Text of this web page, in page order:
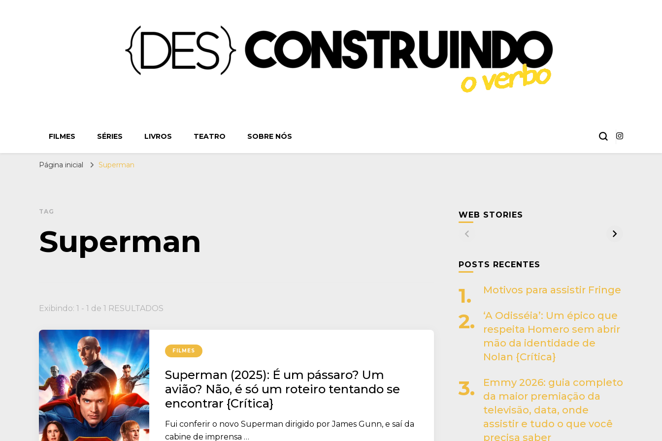
{Des}Construindo o Verbo | Séries, Livros,
Teatro e Cinema
FILMES SÉRIES LIVROS TEATRO SOBRE NÓS
Página inicial Superman
TAG
Superman
Exibindo: 1 - 1 de 1 RESULTADOS
FILMES
Superman (2025): É um pássaro? Um
avião? Não, é só um roteiro tentando se
encontrar {Crítica}
Fui conferir o novo Superman dirigido por James Gunn, e saí da
cabine de imprensa …
WEB STORIES
POSTS RECENTES
Motivos para assistir Fringe
‘A Odisséia’: Um épico que
respeita Homero sem abrir
mão da identidade de
Nolan {Crítica}
Emmy 2026: guia completo
da maior premiação da
televisão, data, onde
assistir e tudo o que você
precisa saber